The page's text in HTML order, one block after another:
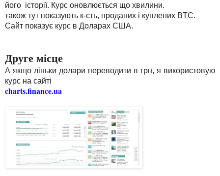
його історії. Курс оновлюється що хвилини.
також тут показують к-сть, проданих і куплених BTC.
Сайт показує курс в Доларах США.
Друге місце
А якщо ліньки долари переводити в грн, я використовую
курс на сайті
charts.finance.ua